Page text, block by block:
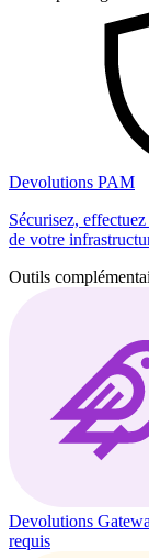
Devolutions PAM
Sécurisez,
de votre
Outils
Devolutions
requis